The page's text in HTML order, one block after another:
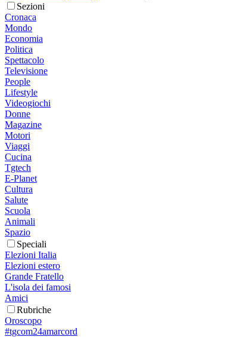
Sezioni
Cronaca
Mondo
Economia
Politica
Spettacolo
Televisione
People
Lifestyle
Videogiochi
Donne
Magazine
Motori
Viaggi
Cucina
Tgtech
E-Planet
Cultura
Salute
Scuola
Animali
Spazio
Speciali
Elezioni Italia
Elezioni estero
Grande Fratello
L'isola dei famosi
Amici
Rubriche
Oroscopo
#tgcom24amarcord